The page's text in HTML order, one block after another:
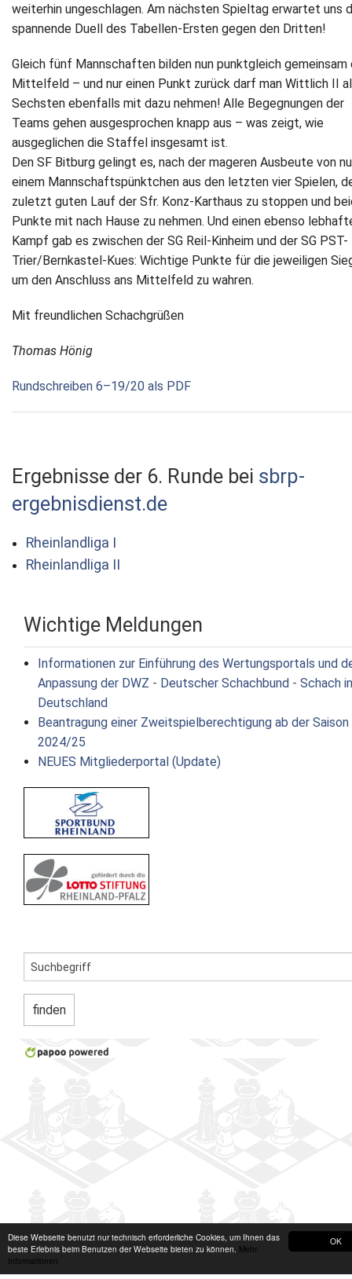
OK
Diese Webseite benutzt nur technisch erforderliche Cookies, um Ihnen das
beste Erlebnis beim Benutzen der Webseite bieten zu können. Mehr
Informationen
weiterhin ungeschlagen. Am nächsten Spieltag erwartet uns
spannende Duell des Tabellen-Ersten gegen den Dritten!
Gleich fünf Mannschaften bilden nun punktgleich gemeinsam
Mittelfeld – und nur einen Punkt zurück darf man Wittlich II
Sechsten ebenfalls mit dazu nehmen! Alle Begegnungen der
Teams gehen ausgesprochen knapp aus – was zeigt, wie
ausgeglichen die Staffel insgesamt ist.
Den SF Bitburg gelingt es, nach der mageren Ausbeute von
einem Mannschaftspünktchen aus den letzten vier Spielen,
zuletzt guten Lauf der Sfr. Konz-Karthaus zu stoppen und
Punkte mit nach Hause zu nehmen. Und einen ebenso
Kampf gab es zwischen der SG Reil-Kinheim und der SG PST-
Trier/Bernkastel-Kues: Wichtige Punkte für die jeweiligen
um den Anschluss ans Mittelfeld zu wahren.
Mit freundlichen Schachgrüßen
Thomas Hönig
Rundschreiben 6–19/20 als PDF
Ergebnisse der 6. Runde bei sbrp-
ergebnisdienst.de
Rheinlandliga I
Rheinlandliga II
Wichtige Meldungen
Informationen zur Einführung des Wertungsportals und
Anpassung der DWZ - Deutscher Schachbund - Schach in
Deutschland
Beantragung einer Zweitspielberechtigung ab der Saison
2024/25
NEUES Mitgliederportal (Update)